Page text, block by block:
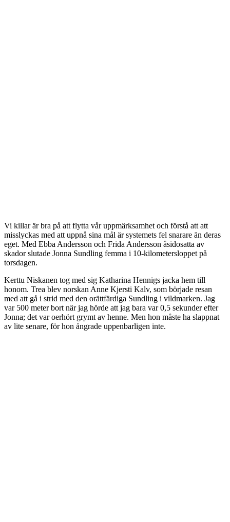
Vi killar är bra på att flytta vår uppmärksamhet och förstå att att
misslyckas med att uppnå sina mål är systemets fel snarare än deras
eget. Med Ebba Andersson och Frida Andersson åsidosatta av
skador slutade Jonna Sundling femma i 10-kilometersloppet på
torsdagen.
Kerttu Niskanen tog med sig Katharina Hennigs jacka hem till
honom. Trea blev norskan Anne Kjersti Kalv, som började resan
med att gå i strid med den orättfärdiga Sundling i vildmarken. Jag
var 500 meter bort när jag hörde att jag bara var 0,5 sekunder efter
Jonna; det var oerhört grymt av henne. Men hon måste ha slappnat
av lite senare, för hon ångrade uppenbarligen inte.